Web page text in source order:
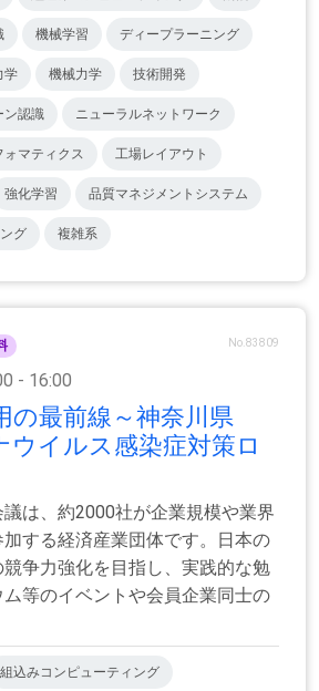
機械学習 ディープラーニング
学 機械力学 技術開発
ン認識 ニューラルネットワーク
ォマティクス 工場レイアウト
強化学習 品質マネジメントシステム
グ 複雑系
No.83809
- 16:00
の最前線～神奈川県
ウイルス感染症対策ロ
は、約2000社が企業規模や業界
する経済産業団体です。日本の
争力強化を目指し、実践的な勉
等のイベントや会員企業同士の
組込みコンピューティング